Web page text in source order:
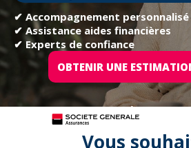
✔ Accompagnement personnalisé
✔ Assistance aides financières
✔ Experts de confiance
OBTENIR UNE
Tous nos projets sont
Vous